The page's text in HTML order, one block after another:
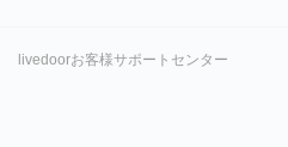
livedoorお客様サポートセンター